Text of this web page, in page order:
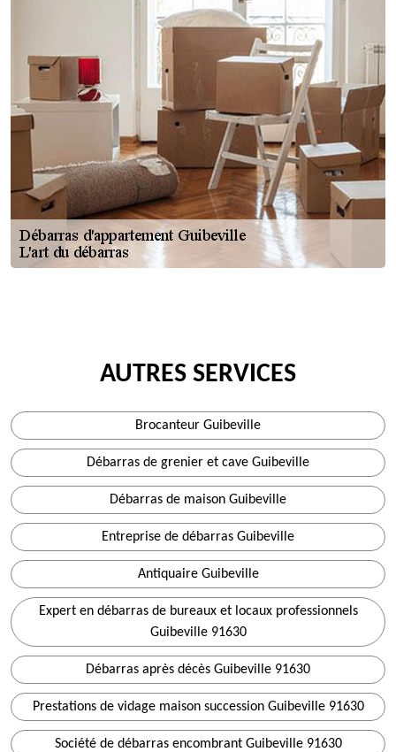
AUTRES SERVICES
Brocanteur Guibeville
Débarras de grenier et cave Guibeville
Débarras de maison Guibeville
Entreprise de débarras Guibeville
Antiquaire Guibeville
Expert en débarras de bureaux et locaux professionnels
Guibeville 91630
Débarras après décès Guibeville 91630
Prestations de vidage maison succession Guibeville 91630
Société de débarras encombrant Guibeville 91630